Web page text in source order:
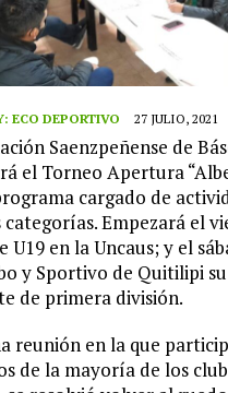
ECO DEPORTIVO 27 JULIO, 2021
Saenzpeñense de
el Torneo Apertura
cargado de
Empezará el
U19 en la Uncaus; y el
y Sportivo de Quitilipi
de primera división.
reunión en la que
de la mayoría de los